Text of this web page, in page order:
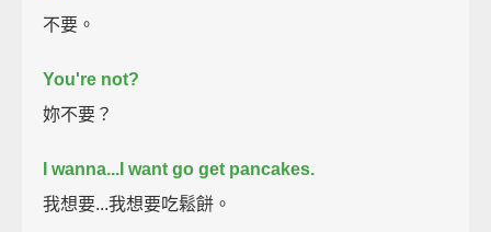
不要。
You're not?
妳不要？
I wanna...I want go get pancakes.
我想要...我想要吃鬆餅。